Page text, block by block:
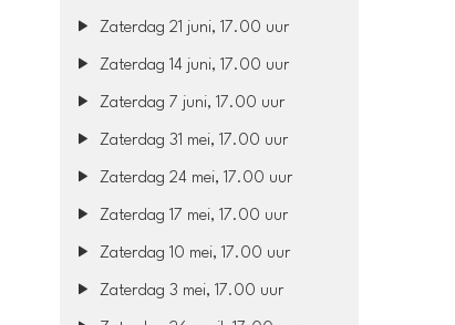
Zaterdag 21 juni, 17.00 uur
Zaterdag 14 juni, 17.00 uur
Zaterdag 7 juni, 17.00 uur
Zaterdag 31 mei, 17.00 uur
Zaterdag 24 mei, 17.00 uur
Zaterdag 17 mei, 17.00 uur
Zaterdag 10 mei, 17.00 uur
Zaterdag 3 mei, 17.00 uur